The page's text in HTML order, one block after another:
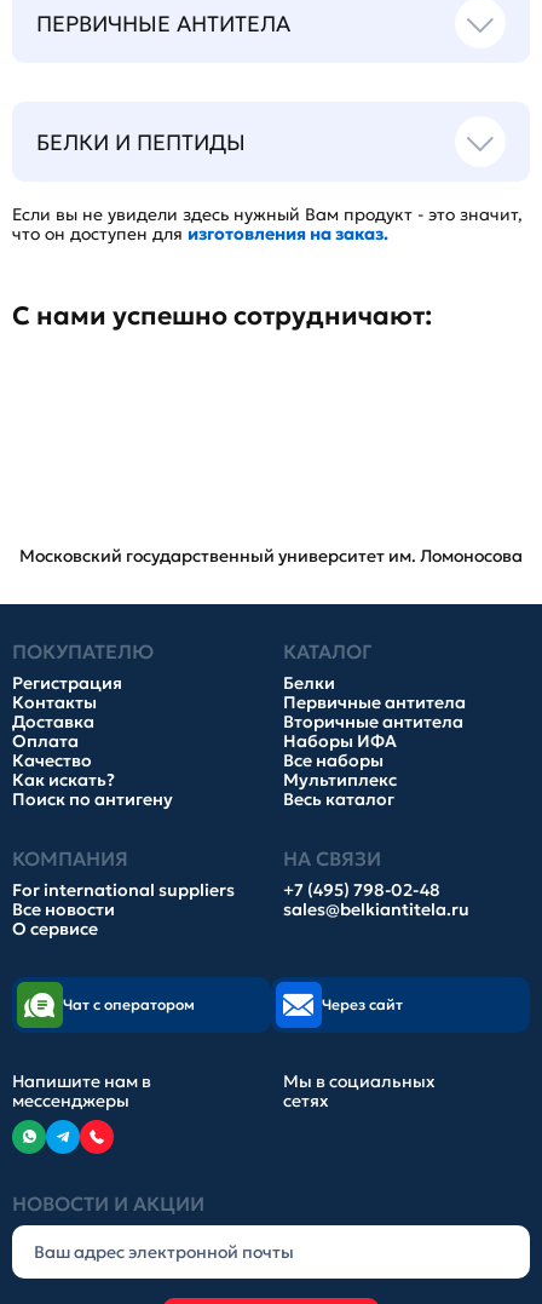
ПЕРВИЧНЫЕ АНТИТЕЛА
БЕЛКИ И ПЕПТИДЫ
Если вы не увидели здесь нужный Вам продукт - это значит,
что он доступен для изготовления на заказ.
С нами успешно сотрудничают:
Московский государственный университет им. Ломоносова
ПОКУПАТЕЛЮ
Регистрация
Контакты
Доставка
Оплата
Качество
Как искать?
Поиск по антигену
КАТАЛОГ
Белки
Первичные антитела
Вторичные антитела
Наборы ИФА
Все наборы
Мультиплекс
Весь каталог
КОМПАНИЯ
For international suppliers
Все новости
О сервисе
НА СВЯЗИ
+7 (495) 798-02-48
sales@belkiantitela.ru
НОВОСТИ И АКЦИИ
Чат с оператором Через сайт
Напишите нам в
мессенджеры
Мы в социальных
сетях